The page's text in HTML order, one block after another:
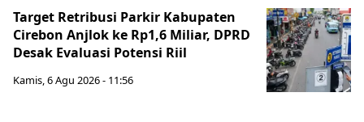
Target Retribusi Parkir Kabupaten
Cirebon Anjlok ke Rp1,6 Miliar, DPRD
Desak Evaluasi Potensi Riil
Kamis, 6 Agu 2026 - 11:56